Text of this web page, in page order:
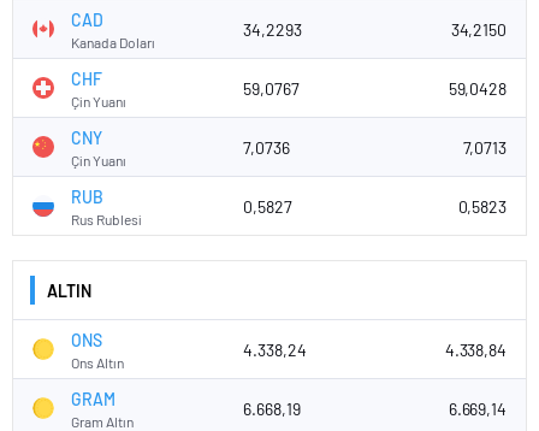
CAD
Kanada Doları
34,2293 34,2150
CHF
Çin Yuanı
59,0767 59,0428
CNY
Çin Yuanı
7,0736 7,0713
RUB
Rus Rublesi
0,5827 0,5823
ALTIN
ONS
Ons Altın
4.338,24 4.338,84
GRAM
Gram Altın
6.668,19 6.669,14